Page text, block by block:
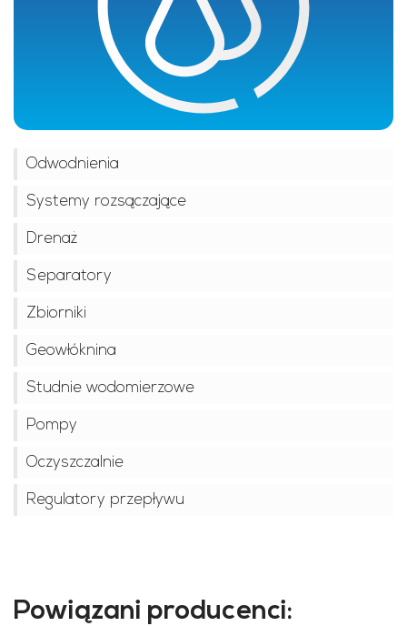
Odwodnienia
Systemy rozsączające
Drenaż
Separatory
Zbiorniki
Geowłóknina
Studnie wodomierzowe
Pompy
Oczyszczalnie
Regulatory przepływu
Powiązani producenci: